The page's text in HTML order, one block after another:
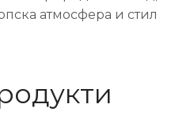
атмосфера и стил